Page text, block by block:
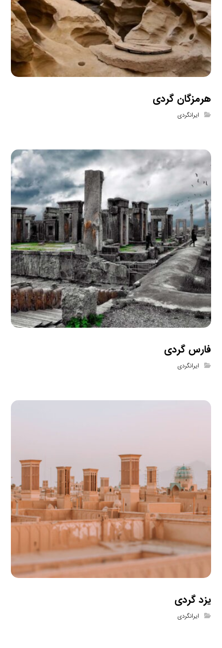
هرمزگان گردی
ایرانگردی
فارس گردی
ایرانگردی
یزد گردی
ایرانگردی